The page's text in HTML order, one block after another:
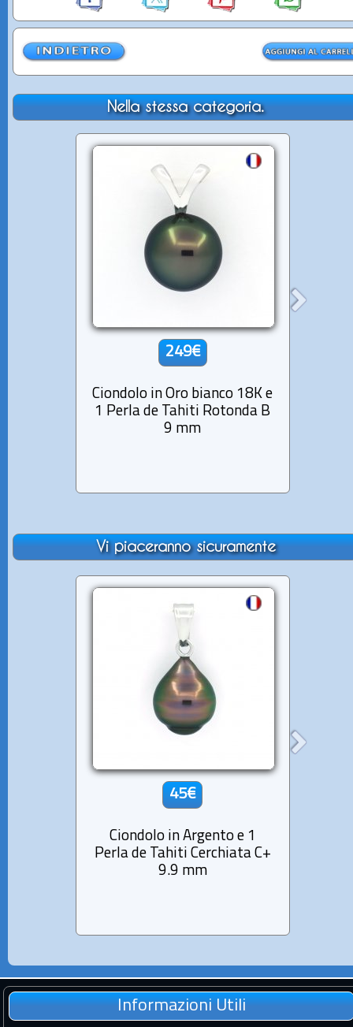
Nella stessa categoria.
249€
Ciondolo in Oro bianco 18K e
1 Perla de Tahiti Rotonda B
9 mm
Vi piaceranno sicuramente
45€
Ciondolo in Argento e 1
Perla de Tahiti Cerchiata C+
9.9 mm
Informazioni Utili